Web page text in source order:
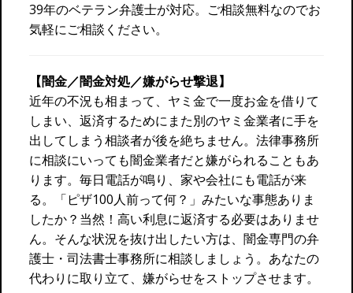
39年のベテラン弁護士が対応。ご相談無料なのでお
気軽にご相談ください。
【闇金／闇金対処／嫌がらせ撃退】
近年の不況も相まって、ヤミ金で一度お金を借りて
しまい、返済するためにまた別のヤミ金業者に手を
出してしまう相談者が後を絶ちません。法律事務所
に相談にいっても闇金業者だと嫌がられることもあ
ります。毎日電話が鳴り、家や会社にも電話が来
る。「ピザ100人前って何？」みたいな事態ありま
したか？当然！高い利息に返済する必要はありませ
ん。そんな状況を抜け出したい方は、闇金専門の弁
護士・司法書士事務所に相談しましょう。あなたの
代わりに取り立て、嫌がらせをストップさせます。